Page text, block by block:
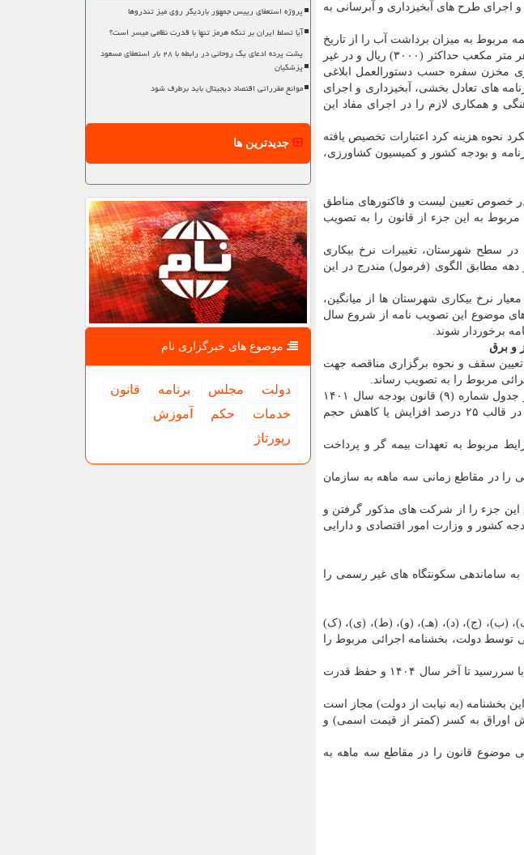
اجرای طرح های آبخیزداری و آبرسانی به
به میزان برداشت آب را از تاریخ
حفر تا زمان انسداد چاه در صورت کشت محصولات اساسی و راهبردی (استراتژیک) کشور، به ازای هر متر مکعب حداکثر (۳۰۰۰) ریال و در غیر
با افت سفره و حجم کسری مخزن سفره حسب دستورالعمل ابلاغی
های تعادل بخشی، آبخیزداری و اجرای
و همکاری لازم را در اجرای مفاد این
نحوه هزینه کرد اعتبارات تخصیص یافته
و بودجه کشور و کمیسیون کشاورزی،
مقرر در جزء (۱) بند (د) تبصره (۶) قانون بودجه سال ۱۴۰۱ کل کشور در خصوص تعیین لیست و فاکتورهای مناطق
مربوط به این جزء از قانون را به تصویب
در سطح شهرستان، تغییرات نرخ بیکاری
سال اول هر دهه مطابق الگوی (فرمول) مندرج در این
نرخ بیکاری شهرستان ها از میانگین،
موضوع این تصویب نامه از شروع سال
و برق
تبصره (۶) قانون بودجه سال ۱۴۰۱ کل کشور درباب تعیین سقف و نحوه برگزاری مناقصه جهت
مربوط را به تصویب رساند.
به سبب بخشنامه مذکور، سقف مبلغ مناقصه، معادل سقف اعتبارات مندرج در ردیف های مربوط در جدول شماره (۹) قانون بودجه سال ۱۴۰۱
کل کشور و شامل واحدهای مسکونی و تجاری در آخر سال ۱۴۰۰ با پوشش تمامی مشترکین جدید در قالب ۲۵ درصد افزایش یا کاهش حجم
مربوط به تعهدات بیمه گر و پرداخت
در مقاطع زمانی سه ماهه به سازمان
این جزء را از شرکت های مذکور گرفتن و
کشور و وزارت امور اقتصادی و دارایی
کشور، بخشنامه اجرائی مربوط به ساماندهی سکونتگاه های غیر رسمی را
(ب)، (ج)، (د)، (هـ)، (و)، (ط)، (ی)، (ک)
انتشار اوراق مالی توسط دولت، بخشنامه اجرائی مربوط را
انتشار اسناد خزانه اسلامی موضوع این بخشنامه توسط وزارت امور اقتصادی و دارایی و واگذاری آن، با سررسید تا آخر سال ۱۴۰۴ و حفظ قدرت
بخشنامه (به نیابت از دولت) مجاز است
اوراق به کسر (کمتر از قیمت اسمی) و
موضوع قانون را در مقاطع سه ماهه به
پروژه استعفای رییس جمهور باردیگر روی میز تندروها
آیا تسلط ایران بر تنگه هرمز تنها با قدرت نظامی میسر است؟
پشت پرده ادعای یک روحانی در رابطه با ۲۸ بار استعفای مسعود
پزشکیان
موانع مقرراتی اقتصاد دیجیتال باید برطرف شود
جدیدترین ها
موضوع های خبرگزاری نام
دولت مجلس برنامه
قانون
خدمات
حكم
آموزش
رپورتاژ